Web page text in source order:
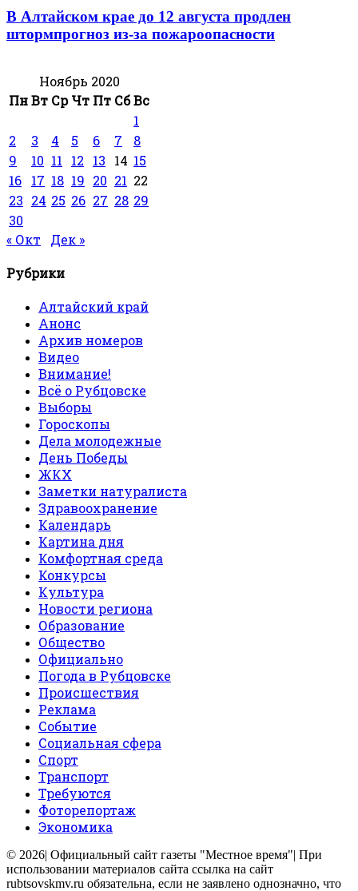
В Алтайском крае до 12 августа продлен
штормпрогноз из-за пожароопасности
Ноябрь 2020
ПнВт Ср Чт Пт СбВс
1
2
3 4 5 6 7
8
9
10 11 12 13 14 15
16
17 18 19 20 21 22
23 24 25 26 27 28 29
30
« Окт
Дек »
Рубрики
Алтайский край
Анонс
Архив номеров
Видео
Внимание!
Всё о Рубцовске
Выборы
Гороскопы
Дела молодежные
День Победы
ЖКХ
Заметки натуралиста
Здравоохранение
Календарь
Картина дня
Комфортная среда
Конкурсы
Культура
Новости региона
Образование
Общество
Официально
Погода в Рубцовске
Происшествия
Реклама
Событие
Социальная сфера
Спорт
Транспорт
Требуются
Фоторепортаж
Экономика
© 2026| Официальный сайт газеты "Местное время"| При
использовании материалов сайта ссылка на сайт
rubtsovskmv.ru обязательна, если не заявлено однозначно, что